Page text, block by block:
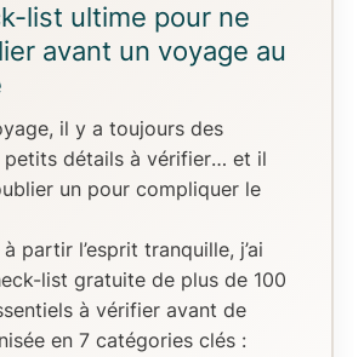
list ultime pour ne
avant un voyage au
il y a toujours des
petits détails à vérifier… et il
un pour compliquer le
à partir l’esprit tranquille, j’ai
list gratuite de plus de 100
à vérifier avant de
en 7 catégories clés: